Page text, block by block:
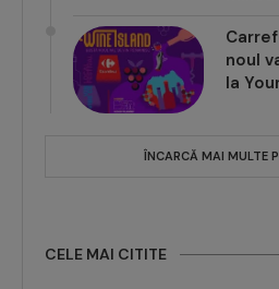
noul
la
ÎNCARCĂ MAI MULTE
CELE MAI CITITE